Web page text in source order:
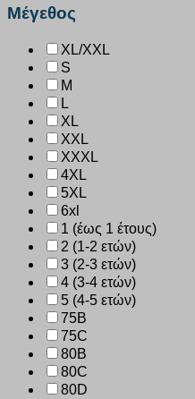
Μέγεθος
XL/XXL
S
M
L
XL
XXL
XXXL
4XL
5XL
6xl
1 (έως 1 έτους)
2 (1-2 ετών)
3 (2-3 ετών)
4 (3-4 ετών)
5 (4-5 ετών)
75B
75C
80B
80C
80D